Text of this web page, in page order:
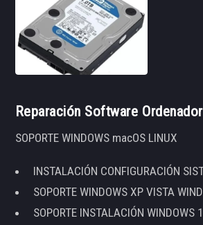
Reparación Software Ordenador
SOPORTE WINDOWS macOS LINUX
INSTALACIÓN CONFIGURACIÓN
SOPORTE WINDOWS XP VISTA
SOPORTE INSTALACIÓN WINDOWS